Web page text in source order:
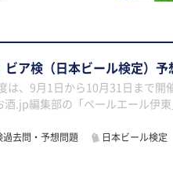
ビア検（日本ビール検定）
は、9月1日から10月31日まで開
酒.jp編集部の「ペールエール伊
過去問・予想問題 日本ビール検定